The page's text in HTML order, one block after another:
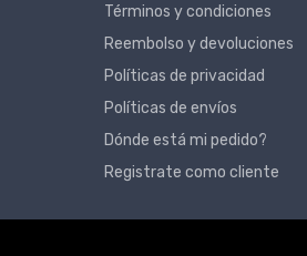
Términos y condiciones
Reembolso y devoluciones
Políticas de privacidad
Políticas de envíos
Dónde está mi pedido?
Registrate como cliente